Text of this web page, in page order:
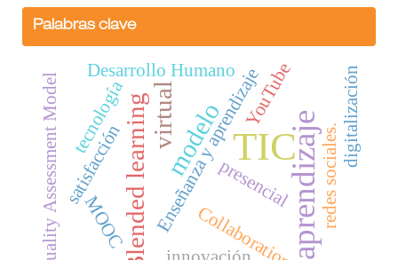
Palabras clave
TICaprendizaje
virtualmodelo
Blended learningEnseñanza y aprendizaje
satisfacción
tecnología
presencial
Collaboration
MOOC
Quality Assessment Model
Desarrollo Humano
redes sociales.
digitalización
YouTube